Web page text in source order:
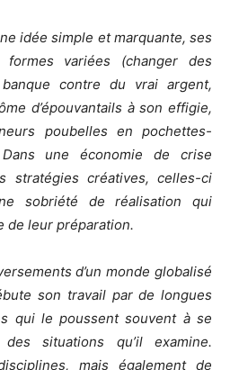
idée simple et marquante, ses
variées (changer des
contre du vrai argent,
d’épouvantails à son effigie,
poubelles en pochettes-
une économie de crise
stratégies créatives, celles-ci
sobriété de réalisation qui
de leur préparation.
d’un monde globalisé
son travail par de longues
qui le poussent souvent à se
situations qu’il examine.
mais également de